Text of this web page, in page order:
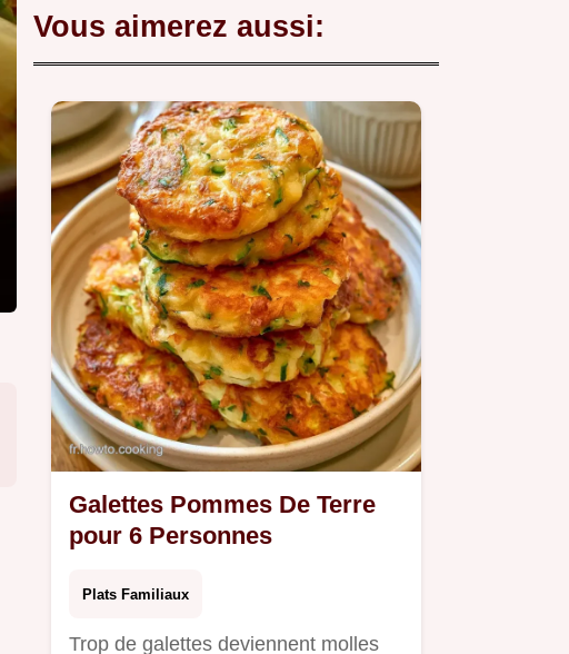
Vous aimerez aussi:
Galettes Pommes De Terre
pour 6 Personnes
Plats Familiaux
Trop de galettes deviennent molles